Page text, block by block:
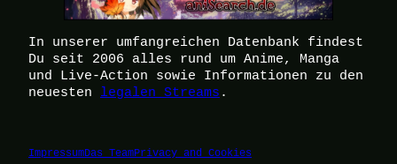
In unserer umfangreichen Datenbank findest
Du seit 2006 alles rund um Anime, Manga
und Live-Action sowie Informationen zu den
neuesten legalen Streams .
ImpressumDas TeamPrivacy and Cookies